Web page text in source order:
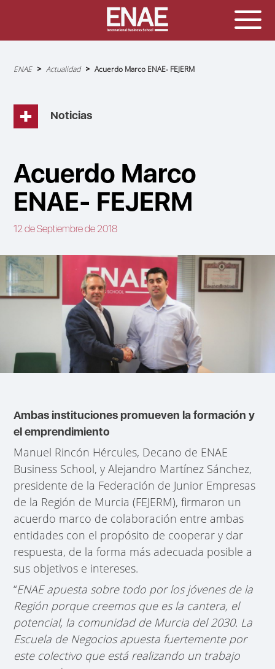
Sobrescribir
la
navegación
ENAE Actualidad Acuerdo Marco ENAE- FEJERM
Noticias
Acuerdo Marco
ENAE- FEJERM
12 de Septiembre de 2018
Ambas instituciones promueven la formación y
el emprendimiento
Manuel Rincón Hércules, Decano de ENAE
Business School, y Alejandro Martínez Sánchez,
presidente de la Federación de Junior Empresas
de la Región de Murcia (FEJERM), firmaron un
acuerdo marco de colaboración entre ambas
entidades con el propósito de cooperar y dar
respuesta, de la forma más adecuada posible a
sus objetivos e intereses.
“ENAE apuesta sobre todo por los jóvenes de la
Región porque creemos que es la cantera, el
potencial, la comunidad de Murcia del 2030. La
Escuela de Negocios apuesta fuertemente por
este colectivo que está realizando un trabajo